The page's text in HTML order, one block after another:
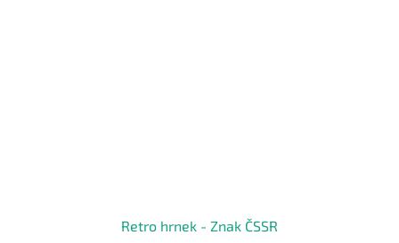
Retro hrnek - Znak ČSSR